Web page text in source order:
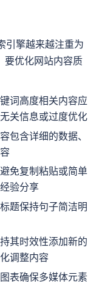
引擎越来越注重为
要优化网站内容质
词高度相关内容应
关信息或过度优化
包含详细的数据、
免复制粘贴或简单
验分享
题保持句子简洁明
其时效性添加新的
调整内容
表确保多媒体元素